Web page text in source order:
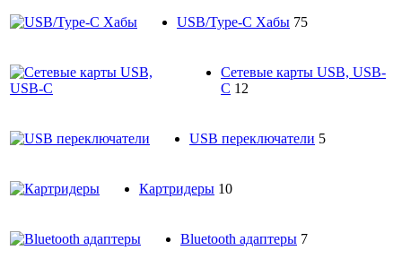
USB/Type-C Хабы 75
Сетевые карты USB, USB-
C 12
USB переключатели 5
Картридеры 10
Bluetooth адаптеры 7